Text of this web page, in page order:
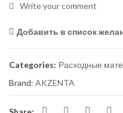
Write your comment
Добавить в список
Categories: Расходные
Brand: AKZENTA